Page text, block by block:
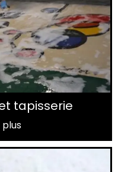
tapisserie
plus